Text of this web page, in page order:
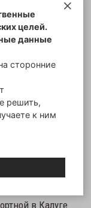
выступает
будут
в Калуге
целей.
данные
сторонние
решить,
к ним